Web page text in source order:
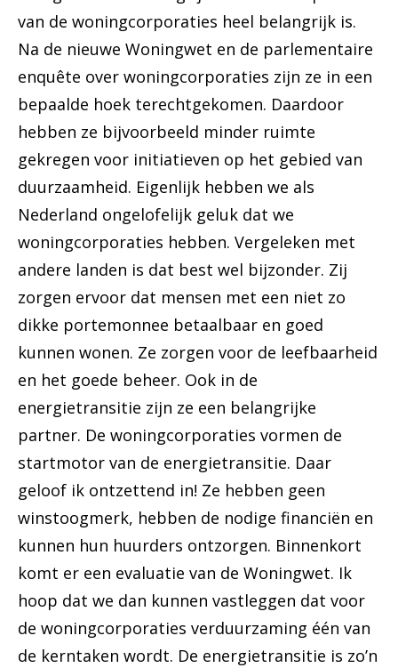
van de woningcorporaties heel belangrijk is.
Na de nieuwe Woningwet en de parlementaire
enquête over woningcorporaties zijn ze in een
bepaalde hoek terechtgekomen. Daardoor
hebben ze bijvoorbeeld minder ruimte
gekregen voor initiatieven op het gebied van
duurzaamheid. Eigenlijk hebben we als
Nederland ongelofelijk geluk dat we
woningcorporaties hebben. Vergeleken met
andere landen is dat best wel bijzonder. Zij
zorgen ervoor dat mensen met een niet zo
dikke portemonnee betaalbaar en goed
kunnen wonen. Ze zorgen voor de leefbaarheid
en het goede beheer. Ook in de
energietransitie zijn ze een belangrijke
partner. De woningcorporaties vormen de
startmotor van de energietransitie. Daar
geloof ik ontzettend in! Ze hebben geen
winstoogmerk, hebben de nodige financiën en
kunnen hun huurders ontzorgen. Binnenkort
komt er een evaluatie van de Woningwet. Ik
hoop dat we dan kunnen vastleggen dat voor
de woningcorporaties verduurzaming één van
de kerntaken wordt. De energietransitie is zo’n